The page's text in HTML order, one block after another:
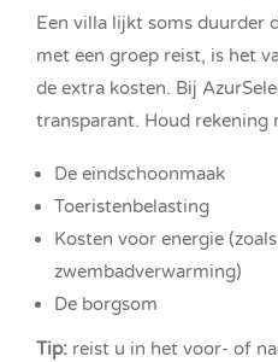
Een villa lijkt soms duurder
met een groep reist, is het
de extra kosten. Bij
transparant. Houd rekening
De eindschoonmaak
Toeristenbelasting
Kosten voor energie
zwembadverwarming)
De borgsom
Tip: reist u in het voor- of